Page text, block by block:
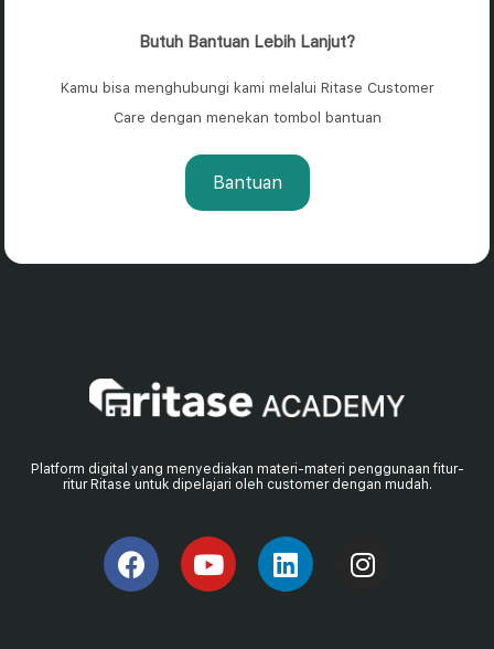
Butuh Bantuan Lebih Lanjut?
Kamu bisa menghubungi kami melalui Ritase Customer
Care dengan menekan tombol bantuan
Bantuan
Platform digital yang menyediakan materi-materi penggunaan fitur-
ritur Ritase untuk dipelajari oleh customer dengan mudah.